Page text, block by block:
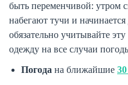
быть переменчивой: утром
набегают тучи и
обязательно учитывайте
одежду на все случаи
Погода на ближайшие